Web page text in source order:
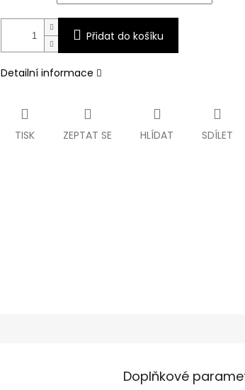
Přidat do košíku
Detailní informace
TISK ZEPTAT SE HLÍDAT SDÍLET
Doplňkové